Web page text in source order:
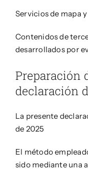
Servicios de mapa
Contenidos de
desarrollados por
Preparación
declaración
La presente
de 2025
El método
sido mediante una